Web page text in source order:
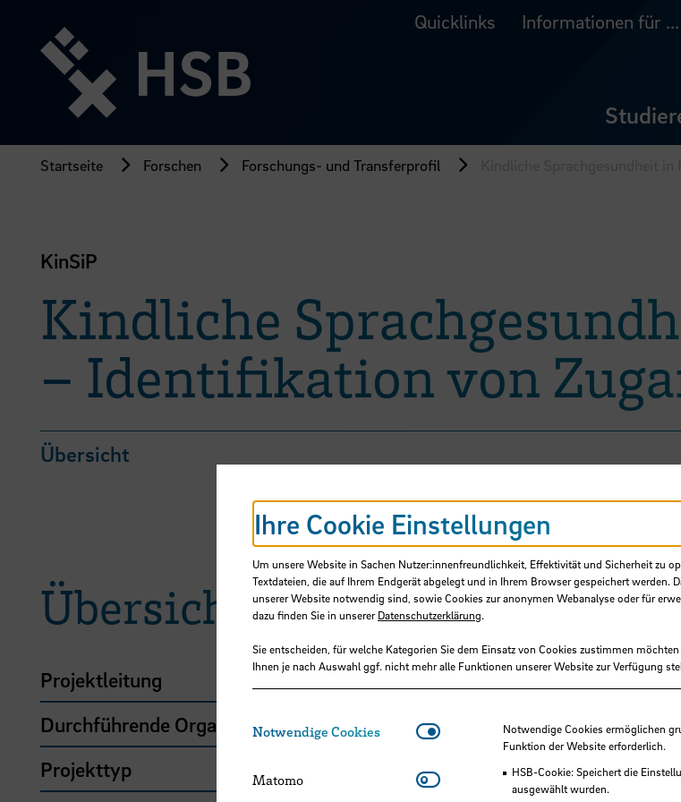
Seiteninhalt
springen
Quicklinks Informationen für ...
Startseite Forschen Forschungs- und Transferprofil
KinSiP
Kindliche
– Identifikation von
Übersicht
Übersicht
Projektleitung
Scharff Rethfeldt,
Durchführende Organisation
Hochschule Bremen,
Projekttyp
HSB-intern
Ihre Cookie Einstellungen
Um unsere Website in Sachen Nutzer:innenfreundlichkeit, Effektivität und Sicherheit zu
Textdateien, die auf Ihrem Endgerät abgelegt und in Ihrem Browser gespeichert werden.
unserer Website notwendig sind, sowie Cookies zur anonymen Webanalyse oder für
dazu finden Sie in unsererDatenschutzerklärung.
Sie entscheiden, für welche Kategorien Sie dem Einsatz von Cookies zustimmen
Ihnen je nach Auswahl ggf. nicht mehr alle Funktionen unserer Website zur Verfügung
Notwendige Cookies Notwendige Cookies
Notwendige Cookies ermöglichen
Funktion der Website erforderlich.
HSB-Cookie: Speichert die
ausgewählt wurden.
Matomo Matomo